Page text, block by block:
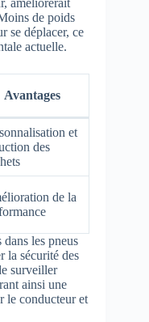
améliorerait
de poids
se déplacer, ce
actuelle.
Avantages
et
des
de la
les pneus
la sécurité des
surveiller
ainsi une
le conducteur et